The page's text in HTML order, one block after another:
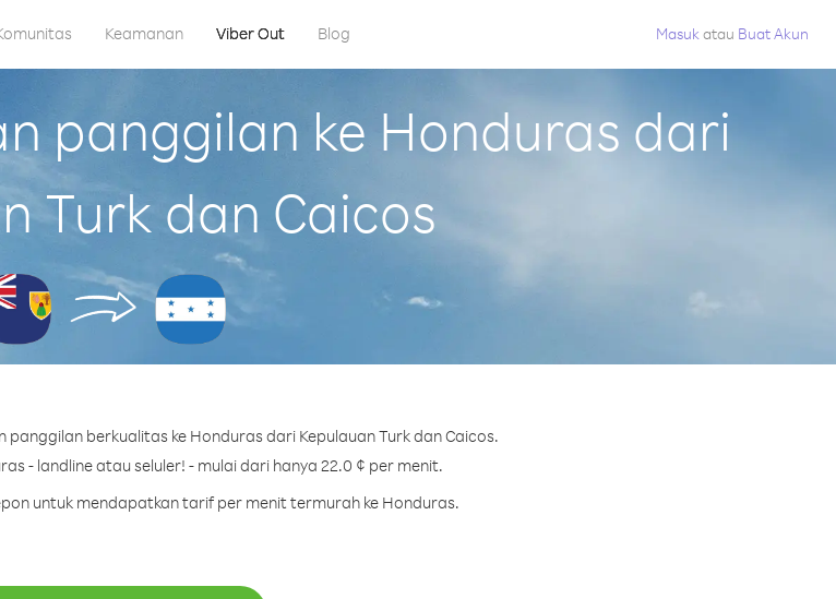
Keamanan Viber Out Blog Masuk atau Buat Akun
panggilan ke Honduras dari
Turk dan Caicos
berkualitas ke Honduras dari Kepulauan Turk dan Caicos.
- landline atau seluler! - mulai dari hanya 22.0 ¢ per menit.
untuk mendapatkan tarif per menit termurah ke Honduras.